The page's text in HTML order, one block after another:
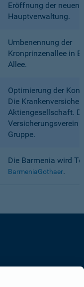
Eröffnung der neuen
Hauptverwaltung.
Umbenennung der
Kronprinzenallee in
Allee.
Optimierung der
Die
Aktiengesellschaft.
Versicherungsverein
Gruppe.
Die Barmenia wird
BarmeniaGothaer.